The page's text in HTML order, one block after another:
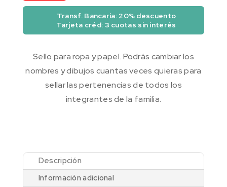
$37.500,00.
Transf. Bancaria: 20% descuento
Tarjeta créd: 3 cuotas sin interés
Sello para ropa y papel. Podrás cambiar los
nombres y dibujos cuantas veces quieras para
sellar las pertenencias de todos los
integrantes de la familia.
Descripción
Información adicional